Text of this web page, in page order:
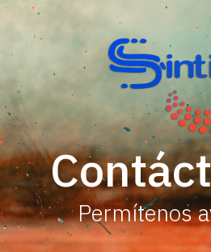
Permítenos